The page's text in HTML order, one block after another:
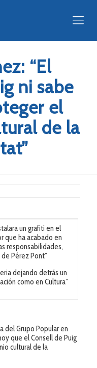
“El
ni sabe
el
de la
un grafiti en el
que ha acabado en
responsabilidades,
Pérez Pont”
dejando detrás un
como en Cultura”
del Grupo Popular en
que el Consell de Puig
cultural de la